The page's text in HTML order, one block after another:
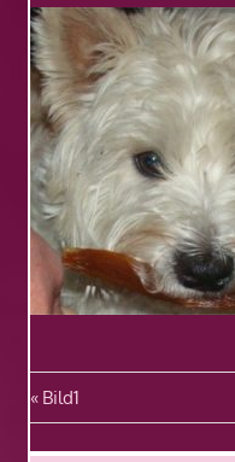
Vorheriger
Beitrag:
Bild1